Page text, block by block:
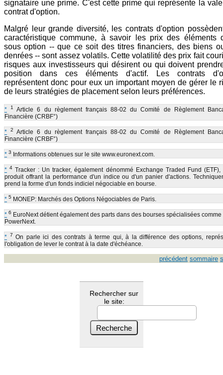
signataire une prime. C'est cette prime qui représente la
contrat d'option.
Malgré leur grande diversité, les contrats d'option
caractéristique commune, à savoir les prix des éléments
sous option -- que ce soit des titres financiers, des biens
denrées -- sont assez volatils. Cette volatilité des prix fait
risques aux investisseurs qui désirent ou qui doivent
position dans ces éléments d'actif. Les contrats
représentent donc pour eux un important moyen de gérer le
de leurs stratégies de placement selon leurs préférences.
* 1
Article 6 du règlement français 88-02 du Comité de Règlement
Financière (CRBF°)
* 2
Article 6 du règlement français 88-02 du Comité de Règlement
Financière (CRBF°)
* 3 Informations obtenues sur le site www.euronext.com.
* 4 Tracker : Un tracker, également dénommé Exchange Traded Fund (ETF),
produit offrant la performance d'un indice ou d'un panier d'actions.
prend la forme d'un fonds indiciel négociable en bourse.
* 5 MONEP: Marchés des Options Négociables de Paris.
* 6 EuroNext détient également des parts dans des bourses spécialisées comme
PowerNext.
* 7 On parle ici des contrats à terme qui, à la différence des options,
l'obligation de lever le contrat à la date d'échéance.
précédent sommaire
Rechercher sur
le site: